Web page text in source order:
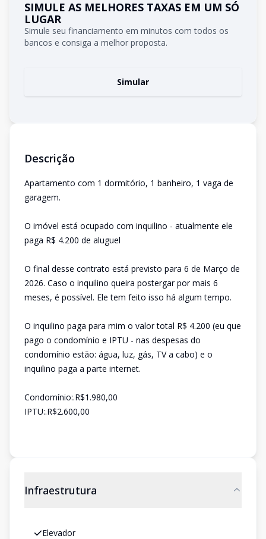
SIMULE AS MELHORES TAXAS EM UM SÓ
LUGAR
Simule seu financiamento em minutos com todos os
bancos e consiga a melhor proposta.
Simular
Descrição
Apartamento com 1 dormitório, 1 banheiro, 1 vaga de
garagem.
O imóvel está ocupado com inquilino - atualmente ele
paga R$ 4.200 de aluguel
O final desse contrato está previsto para 6 de Março de
2026. Caso o inquilino queira postergar por mais 6
meses, é possível. Ele tem feito isso há algum tempo.
O inquilino paga para mim o valor total R$ 4.200 (eu que
pago o condomínio e IPTU - nas despesas do
condomínio estão: água, luz, gás, TV a cabo) e o
inquilino paga a parte internet.
Condomínio:.R$1.980,00
IPTU:.R$2.600,00
Infraestrutura
Elevador